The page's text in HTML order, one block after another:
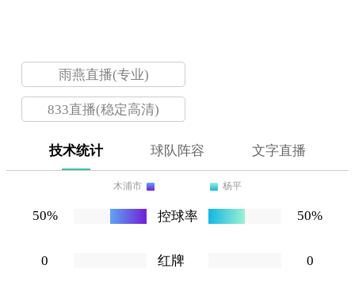
雨燕直播(专业)
833直播(稳定高清)
技术统计 球队阵容 文字直播
木浦市 杨平
50% 控球率 50%
0 红牌 0